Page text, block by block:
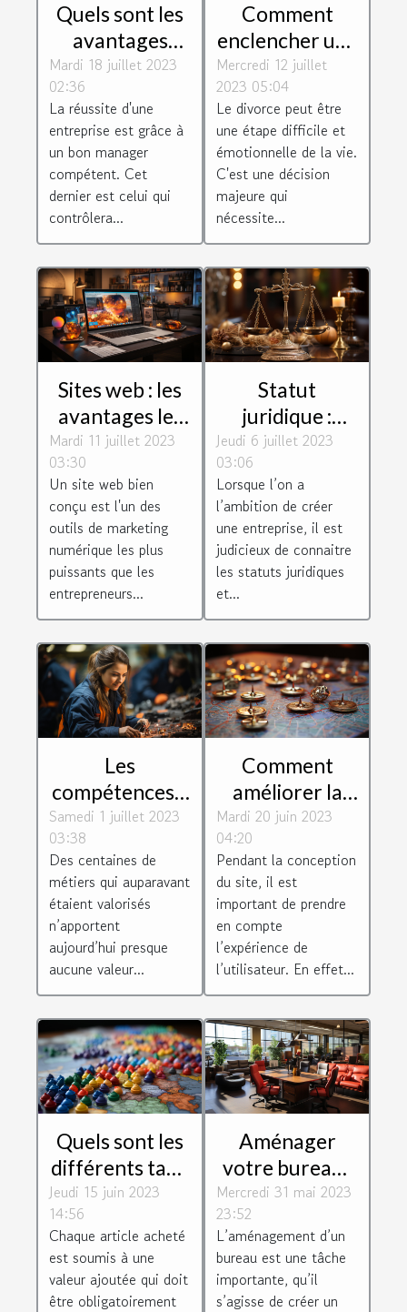
Quels sont les
avantages
d'être un bon
manager
d'entreprise ?
Mardi 18 juillet 2023
02:36
La réussite d'une
entreprise est grâce à
un bon manager
compétent. Cet
dernier est celui qui
contrôlera...
Comment
enclencher une
procédure de
divorce?
Mercredi 12 juillet
2023 05:04
Le divorce peut être
une étape difficile et
émotionnelle de la vie.
C'est une décision
majeure qui
nécessite...
Sites web : les
avantages les
plus
importants
d'avoir un site
web
Mardi 11 juillet 2023
03:30
Un site web bien
conçu est l'un des
outils de marketing
numérique les plus
puissants que les
entrepreneurs...
Statut
juridique :
Comment
choisir le bon
pour son
entreprise ?
Jeudi 6 juillet 2023
03:06
Lorsque l’on a
l’ambition de créer
une entreprise, il est
judicieux de connaitre
les statuts juridiques
et...
Les
compétences à
fortes valeurs
ajoutées que
recherchent
les entreprises
Samedi 1 juillet 2023
03:38
Des centaines de
métiers qui auparavant
étaient valorisés
n’apportent
aujourd’hui presque
aucune valeur...
Comment
améliorer la
navigation de
votre page
web ?
Mardi 20 juin 2023
04:20
Pendant la conception
du site, il est
important de prendre
en compte
l’expérience de
l’utilisateur. En effet...
Quels sont les
différents taux
de TVA des
différentes
régions
européenne ?
Jeudi 15 juin 2023
14:56
Chaque article acheté
est soumis à une
valeur ajoutée qui doit
être obligatoirement
Aménager
votre bureau :
pourquoi vous
équiper d’un
mobilier de
bureau
d’occasion ?
Mercredi 31 mai 2023
23:52
L’aménagement d’un
bureau est une tâche
importante, qu’il
s’agisse de créer un